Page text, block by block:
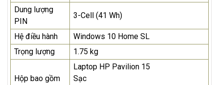
Dung lượng
PIN
3-Cell (41 Wh)
Hệ điều hành
Windows 10 Home SL
Trọng lượng
1.75 kg
Hộp bao gồm
Laptop HP Pavilion 15
Sạc